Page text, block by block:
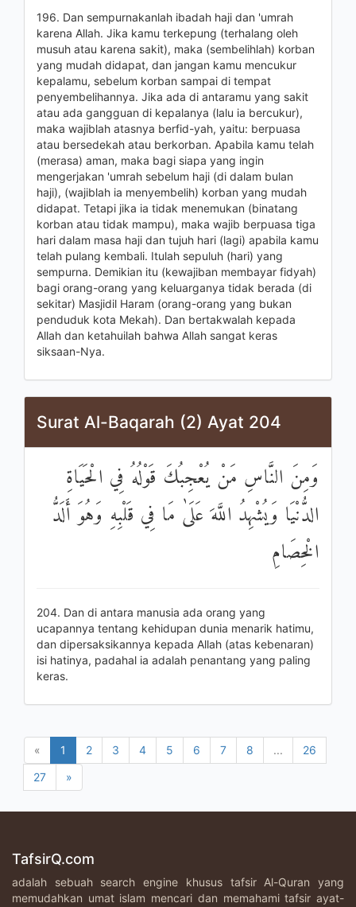
196. Dan sempurnakanlah ibadah haji dan 'umrah
karena Allah. Jika kamu terkepung (terhalang oleh
musuh atau karena sakit), maka (sembelihlah) korban
yang mudah didapat, dan jangan kamu mencukur
kepalamu, sebelum korban sampai di tempat
penyembelihannya. Jika ada di antaramu yang sakit
atau ada gangguan di kepalanya (lalu ia bercukur),
maka wajiblah atasnya berfid-yah, yaitu: berpuasa
atau bersedekah atau berkorban. Apabila kamu telah
(merasa) aman, maka bagi siapa yang ingin
mengerjakan 'umrah sebelum haji (di dalam bulan
haji), (wajiblah ia menyembelih) korban yang mudah
didapat. Tetapi jika ia tidak menemukan (binatang
korban atau tidak mampu), maka wajib berpuasa tiga
hari dalam masa haji dan tujuh hari (lagi) apabila kamu
telah pulang kembali. Itulah sepuluh (hari) yang
sempurna. Demikian itu (kewajiban membayar fidyah)
bagi orang-orang yang keluarganya tidak berada (di
sekitar) Masjidil Haram (orang-orang yang bukan
penduduk kota Mekah). Dan bertakwalah kepada
Allah dan ketahuilah bahwa Allah sangat keras
siksaan-Nya.
Surat Al-Baqarah (2) Ayat 204
وَمِنَ النَّاسِ مَنْ يُعْجِبُكَ قَوْلُهُ فِي الْحَيَاةِ
الدُّنْيَا وَيُشْهِدُ اللَّهَ عَلَىٰ مَا فِي قَلْبِهِ وَهُوَ أَلَدُّ
الْخِصَامِ
204. Dan di antara manusia ada orang yang
ucapannya tentang kehidupan dunia menarik hatimu,
dan dipersaksikannya kepada Allah (atas kebenaran)
isi hatinya, padahal ia adalah penantang yang paling
keras.
« 1 2 3 4 5 6 7 8 ...
26
27
»
TafsirQ.com
adalah sebuah search engine khusus tafsir Al-Quran yang
memudahkan umat islam mencari dan memahami tafsir ayat-